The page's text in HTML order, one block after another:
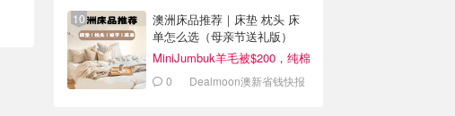
澳洲床品推荐｜床垫 枕头 床
单怎么选（母亲节送礼版）
MiniJumbuk羊毛被$200，纯棉
床品$69
0 Dealmoon澳新省钱快报